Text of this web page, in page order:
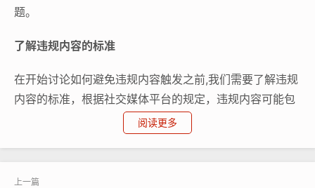
题。
了解违规内容的标准
在开始讨论如何避免违规内容触发之前,我们需要了解违规
内容的标准，根据社交媒体平台的规定，违规内容可能包
括但不限于以下几种情况：
不实信息：发布虚假、误导性的信息，可能对他人造成不
阅读更多